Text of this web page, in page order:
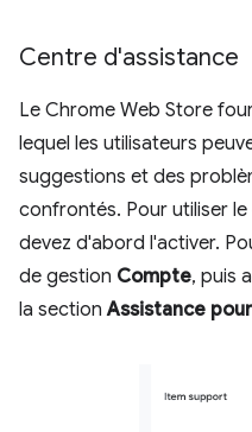
Centre d'assistance
Le Chrome Web Store
lequel les utilisateurs
suggestions et des
confrontés. Pour utiliser
devez d'abord l'activer.
de gestion Compte, puis
la sectionAssistance